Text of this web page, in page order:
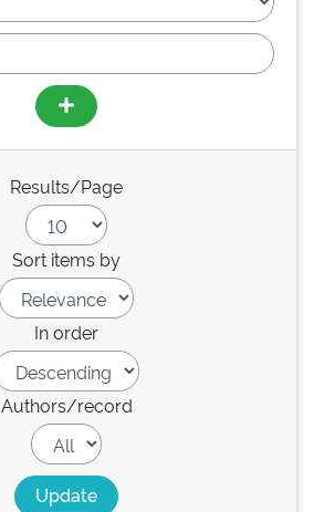
Results/Page
Sort items by
In order
Authors/record